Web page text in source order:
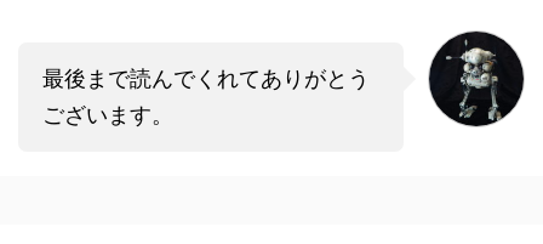
最後まで読んでくれてありがとう
ございます。